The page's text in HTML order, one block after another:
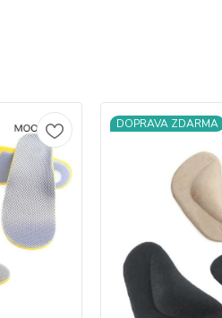
DOPRAVA ZDARMA